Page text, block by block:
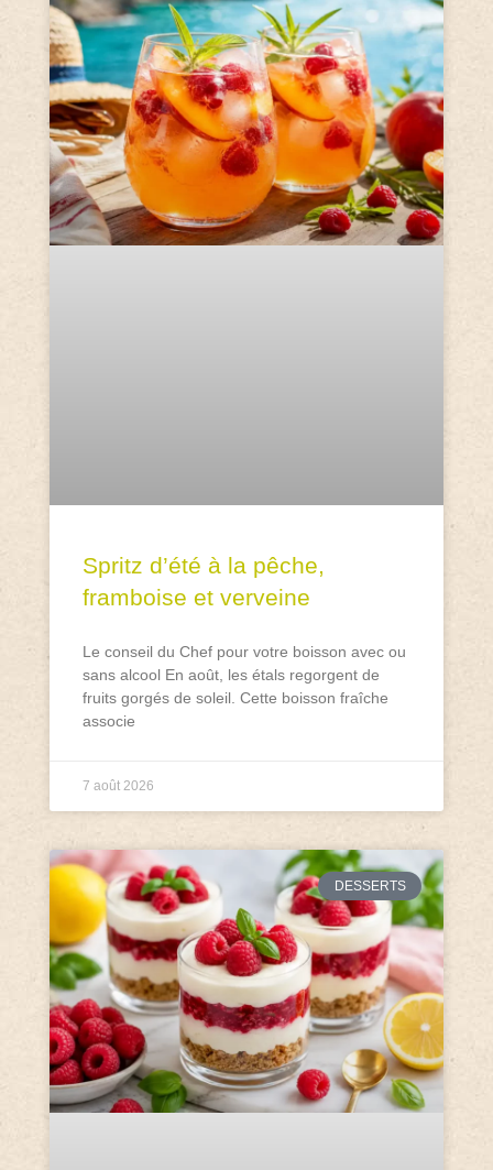
Spritz d’été à la pêche,
framboise et verveine
Le conseil du Chef pour votre boisson avec ou
sans alcool En août, les étals regorgent de
fruits gorgés de soleil. Cette boisson fraîche
associe
7 août 2026
DESSERTS